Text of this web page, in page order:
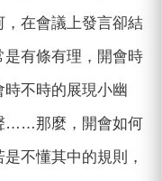
，在會議上發言卻結
有條有理，開會時
不時的展現小幽
……那麼，開會如何
不懂其中的規則，